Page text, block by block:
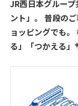
JR西日本グルー
ント」。 普段の
ョッピングでも。
る」「つかえる」